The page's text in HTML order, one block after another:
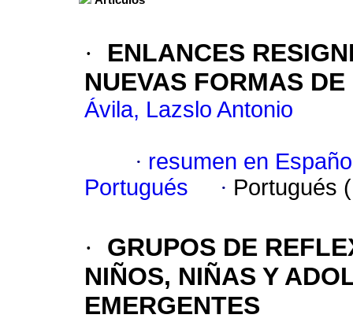
·
ENLANCES
NUEVAS FORMAS
Ávila, Lazslo Antonio
· resumen en
Portugués
· Portugués
·
GRUPOS DE
NIÑOS, NIÑAS Y
EMERGENTES